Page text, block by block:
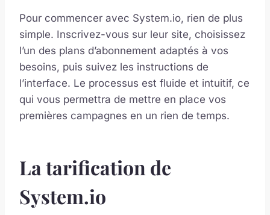
Pour commencer avec System.io, rien de plus
simple. Inscrivez-vous sur leur site, choisissez
l’un des plans d’abonnement adaptés à vos
besoins, puis suivez les instructions de
l’interface. Le processus est fluide et intuitif, ce
qui vous permettra de mettre en place vos
premières campagnes en un rien de temps.
La tarification de
System.io